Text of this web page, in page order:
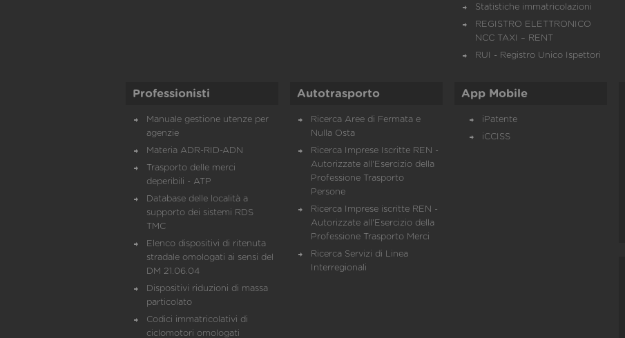
Statistiche immatricolazioni
REGISTRO ELETTRONICO
NCC TAXI – RENT
RUI - Registro Unico Ispettori
Professionisti
Manuale gestione utenze per
agenzie
Materia ADR-RID-ADN
Trasporto delle merci
deperibili - ATP
Database delle località a
supporto dei sistemi RDS
TMC
Elenco dispositivi di ritenuta
stradale omologati ai sensi del
DM 21.06.04
Dispositivi riduzioni di massa
particolato
Codici immatricolativi di
ciclomotori omologati
Autotrasporto
Ricerca Aree di Fermata e
Nulla Osta
Ricerca Imprese Iscritte REN -
Autorizzate all'Esercizio della
Professione Trasporto
Persone
Ricerca Imprese iscritte REN -
Autorizzate all'Esercizio della
Professione Trasporto Merci
Ricerca Servizi di Linea
Interregionali
App Mobile
iPatente
iCCISS